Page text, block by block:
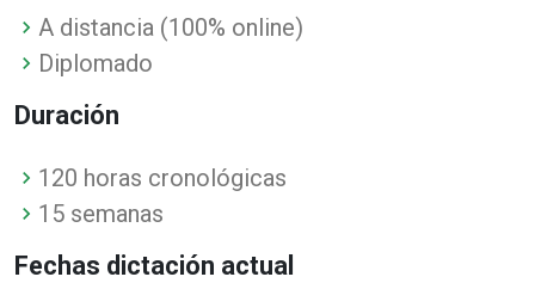
A distancia (100% online)
Diplomado
Duración
120 horas cronológicas
15 semanas
Fechas dictación actual